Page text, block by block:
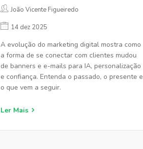
PASSADO AO FUTURO
João Vicente Figueiredo
14 dez 2025
A evolução do marketing digital mostra como
a forma de se conectar com clientes mudou
de banners e e-mails para IA, personalização
e confiança. Entenda o passado, o presente e
o que vem a seguir.
Ler Mais